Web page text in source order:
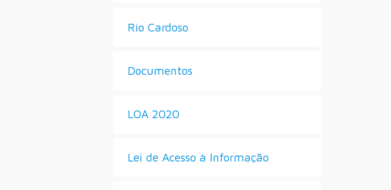
Rio Cardoso
Documentos
LOA 2020
Lei de Acesso à Informação